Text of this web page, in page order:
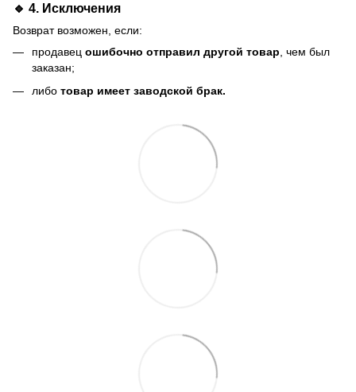
🔹 4. Исключения
Возврат возможен, если:
продавец ошибочно отправил другой товар , чем был
заказан;
либо товар имеет заводской брак.